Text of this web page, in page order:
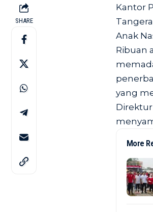
SHARE
Kantor
Anak
Ribuan
yang
Direktur
More